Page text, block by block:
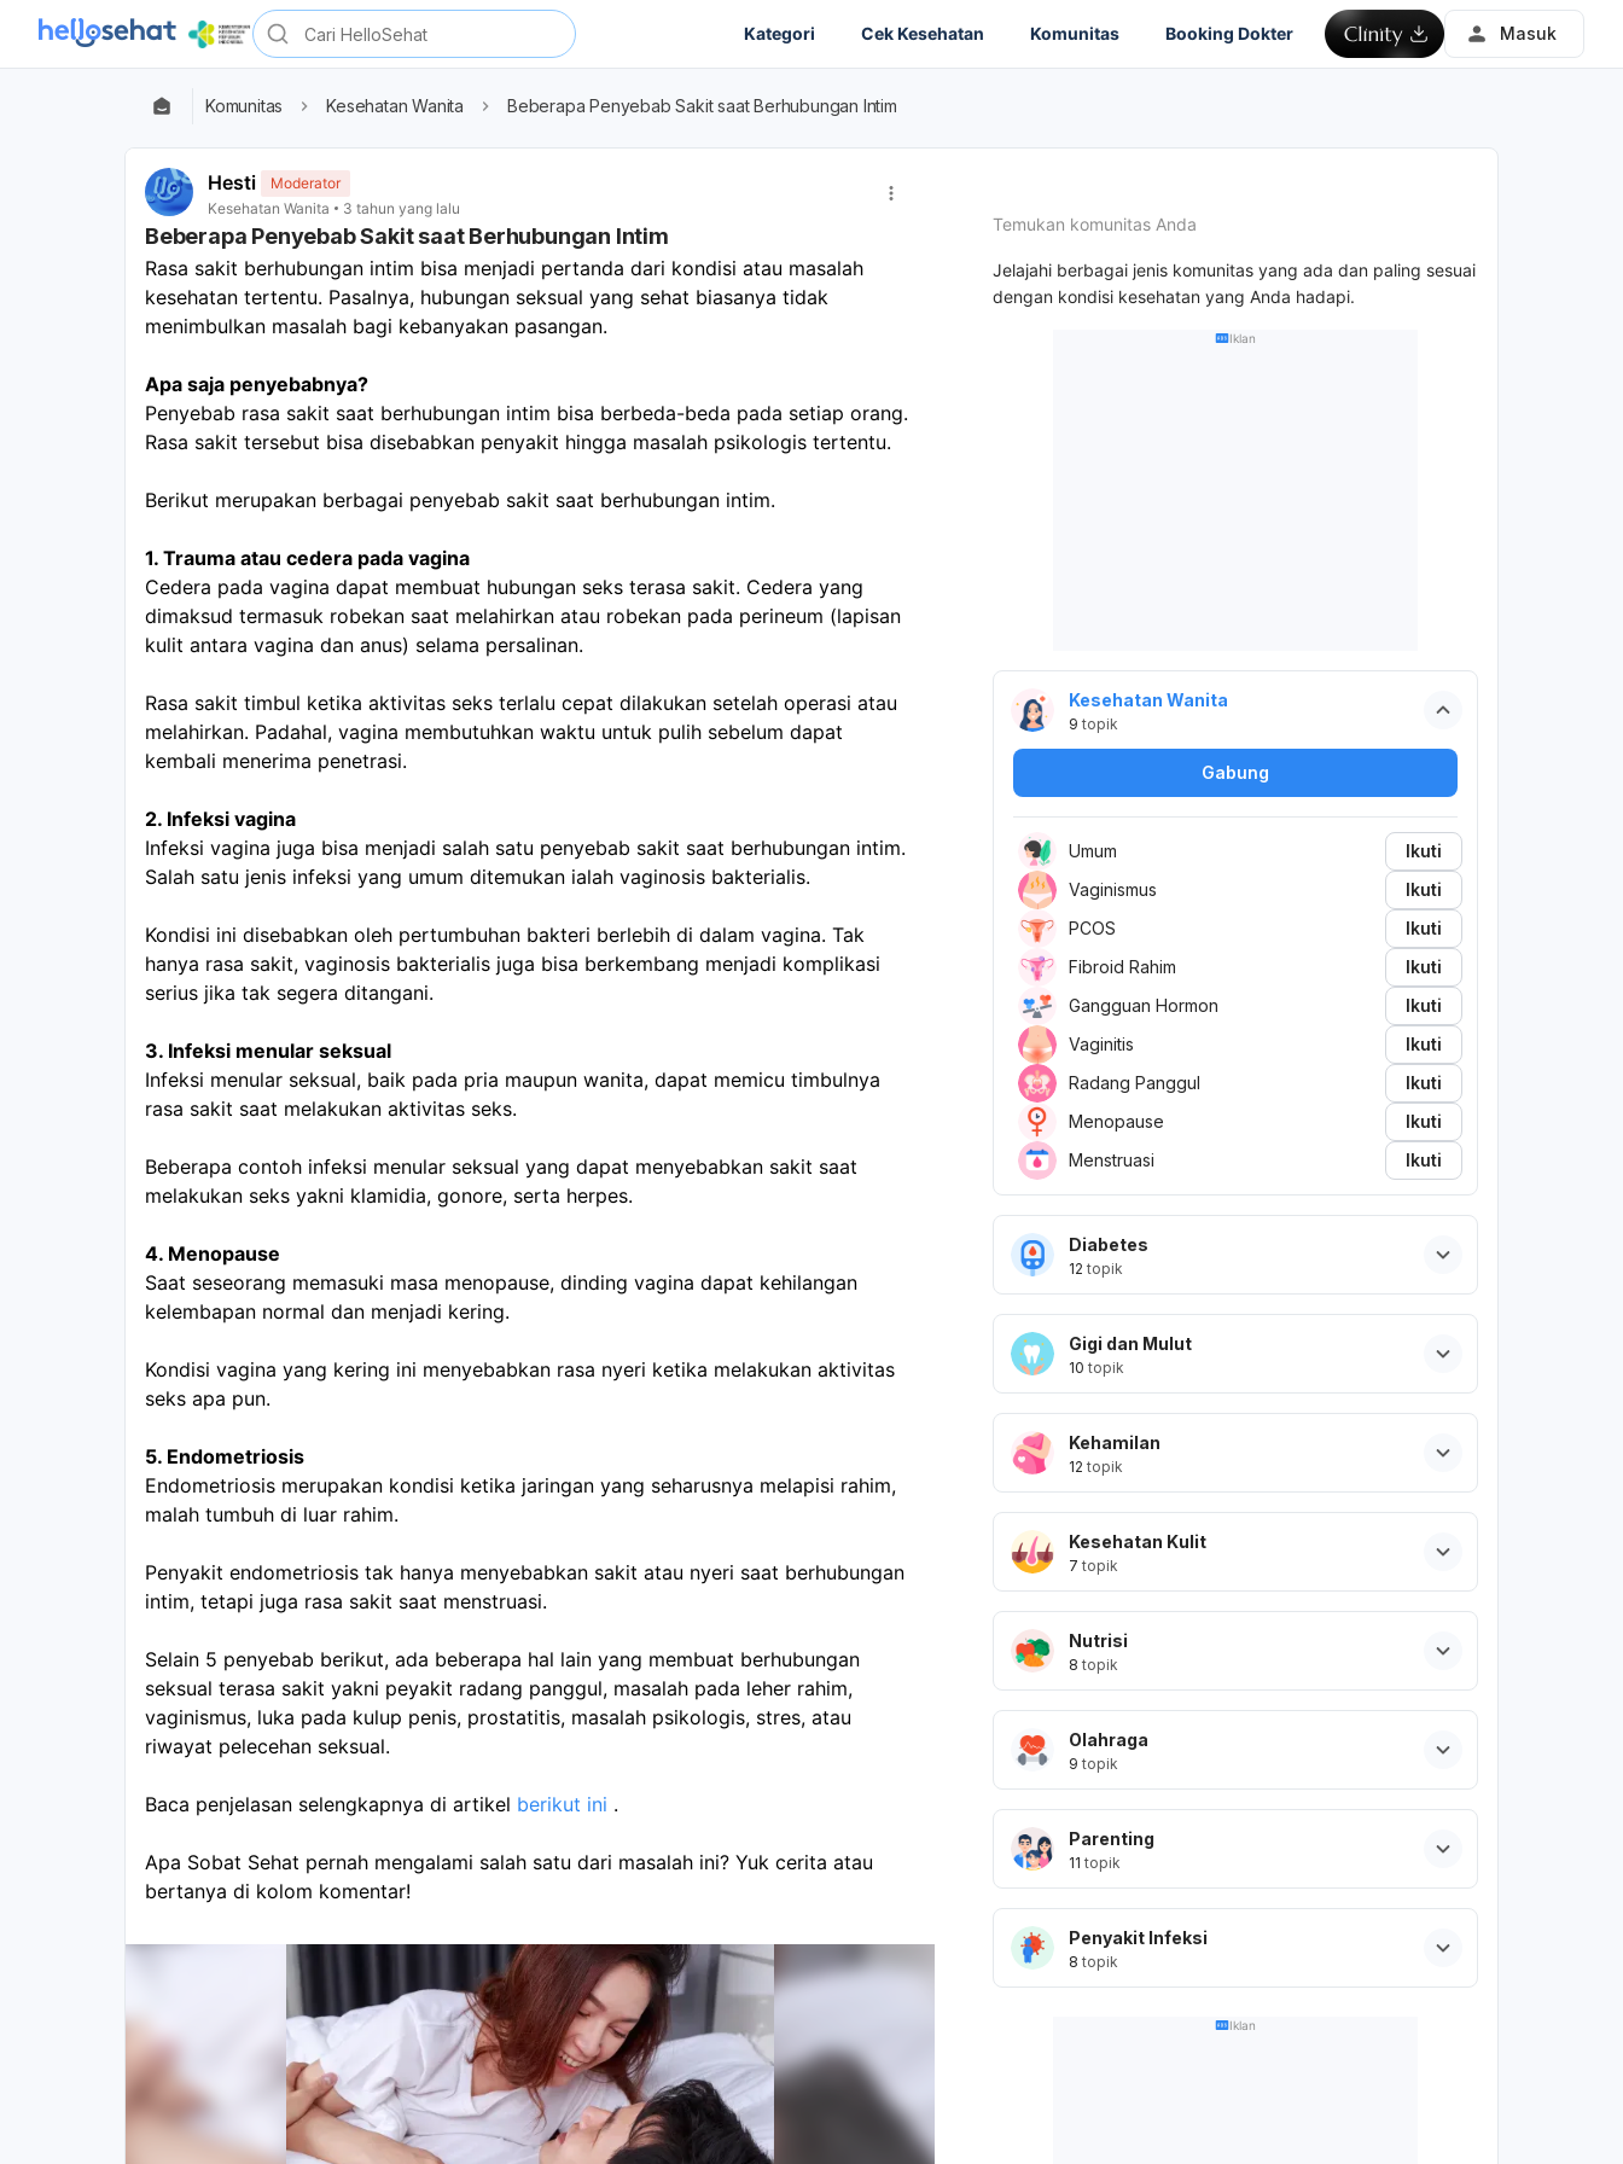
Kategori Cek Kesehatan Komunitas Booking Dokter Masuk
Komunitas Kesehatan Wanita Beberapa Penyebab Sakit saat Berhubungan Intim
Hesti
Moderator
Kesehatan Wanita
3 tahun yang lalu
Beberapa Penyebab Sakit saat Berhubungan Intim
Rasa sakit berhubungan intim bisa menjadi pertanda dari kondisi atau masalah
kesehatan tertentu. Pasalnya, hubungan seksual yang sehat biasanya tidak
menimbulkan masalah bagi kebanyakan pasangan.
Apa saja penyebabnya?
Penyebab rasa sakit saat berhubungan intim bisa berbeda-beda pada setiap orang.
Rasa sakit tersebut bisa disebabkan penyakit hingga masalah psikologis tertentu.
Berikut merupakan berbagai penyebab sakit saat berhubungan intim.
1. Trauma atau cedera pada vagina
Cedera pada vagina dapat membuat hubungan seks terasa sakit. Cedera yang
dimaksud termasuk robekan saat melahirkan atau robekan pada perineum (lapisan
kulit antara vagina dan anus) selama persalinan.
Rasa sakit timbul ketika aktivitas seks terlalu cepat dilakukan setelah operasi atau
melahirkan. Padahal, vagina membutuhkan waktu untuk pulih sebelum dapat
kembali menerima penetrasi.
2. Infeksi vagina
Infeksi vagina juga bisa menjadi salah satu penyebab sakit saat berhubungan intim.
Salah satu jenis infeksi yang umum ditemukan ialah vaginosis bakterialis.
Kondisi ini disebabkan oleh pertumbuhan bakteri berlebih di dalam vagina. Tak
hanya rasa sakit, vaginosis bakterialis juga bisa berkembang menjadi komplikasi
serius jika tak segera ditangani.
3. Infeksi menular seksual
Infeksi menular seksual, baik pada pria maupun wanita, dapat memicu timbulnya
rasa sakit saat melakukan aktivitas seks.
Beberapa contoh infeksi menular seksual yang dapat menyebabkan sakit saat
melakukan seks yakni klamidia, gonore, serta herpes.
4. Menopause
Saat seseorang memasuki masa menopause, dinding vagina dapat kehilangan
kelembapan normal dan menjadi kering.
Kondisi vagina yang kering ini menyebabkan rasa nyeri ketika melakukan aktivitas
seks apa pun.
5. Endometriosis
Endometriosis merupakan kondisi ketika jaringan yang seharusnya melapisi rahim,
malah tumbuh di luar rahim.
Penyakit endometriosis tak hanya menyebabkan sakit atau nyeri saat berhubungan
intim, tetapi juga rasa sakit saat menstruasi.
Selain 5 penyebab berikut, ada beberapa hal lain yang membuat berhubungan
seksual terasa sakit yakni peyakit radang panggul, masalah pada leher rahim,
vaginismus, luka pada kulup penis, prostatitis, masalah psikologis, stres, atau
riwayat pelecehan seksual.
Baca penjelasan selengkapnya di artikel berikut ini .
Apa Sobat Sehat pernah mengalami salah satu dari masalah ini? Yuk cerita atau
bertanya di kolom komentar!
Temukan komunitas Anda
Jelajahi berbagai jenis komunitas yang ada dan paling sesuai
dengan kondisi kesehatan yang Anda hadapi.
Iklan
Kesehatan Wanita
9 topik
Gabung
Umum
Ikuti
Vaginismus
Ikuti
PCOS
Ikuti
Fibroid Rahim
Ikuti
Gangguan Hormon
Ikuti
Vaginitis
Ikuti
Radang Panggul
Ikuti
Menopause
Ikuti
Menstruasi
Ikuti
Diabetes
12 topik
Gigi dan Mulut
10 topik
Kehamilan
12 topik
Kesehatan Kulit
7 topik
Nutrisi
8 topik
Olahraga
9 topik
Parenting
11 topik
Penyakit Infeksi
8 topik
Iklan